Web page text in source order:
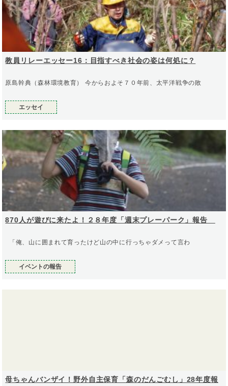
教員リレーエッセー16：目指すべき社会の姿は何処に？
原島幹典（森林環境教育） 今からおよそ７０年前、太平洋戦争の敗
エッセイ
870人が遊びに来たよ！２８年度「週末プレーパーク」報告
「俺、山に囲まれて育ったけど山の中に行っちゃダメって言わ
イベントの報告
母ちゃんバンザイ！野外自主保育「森のだんごむし」28年度報